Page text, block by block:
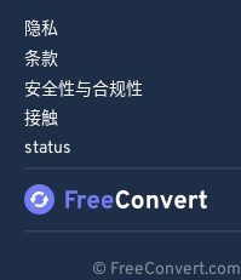
隐私
条款
安全性与合规性
接触
status
© FreeConvert.com